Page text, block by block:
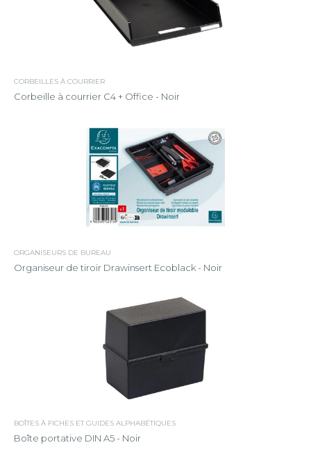
CORBEILLES À COURRIER
Corbeille à courrier C4 + Office - Noir
ORGANISEURS DE BUREAU
Organiseur de tiroir Drawinsert Ecoblack - Noir
BOÎTES À FICHES ET GUIDES ALPHABÉTIQUES
Boîte portative DIN A5 - Noir